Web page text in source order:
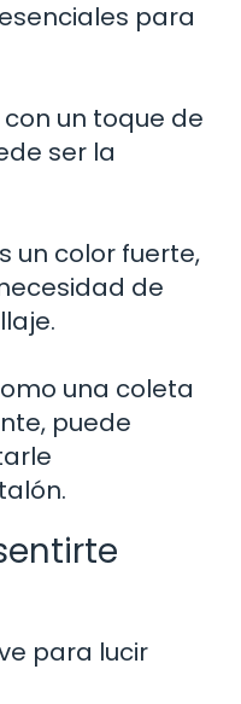
para
un toque de
ser la
un color fuerte,
de
una coleta
puede
para lucir